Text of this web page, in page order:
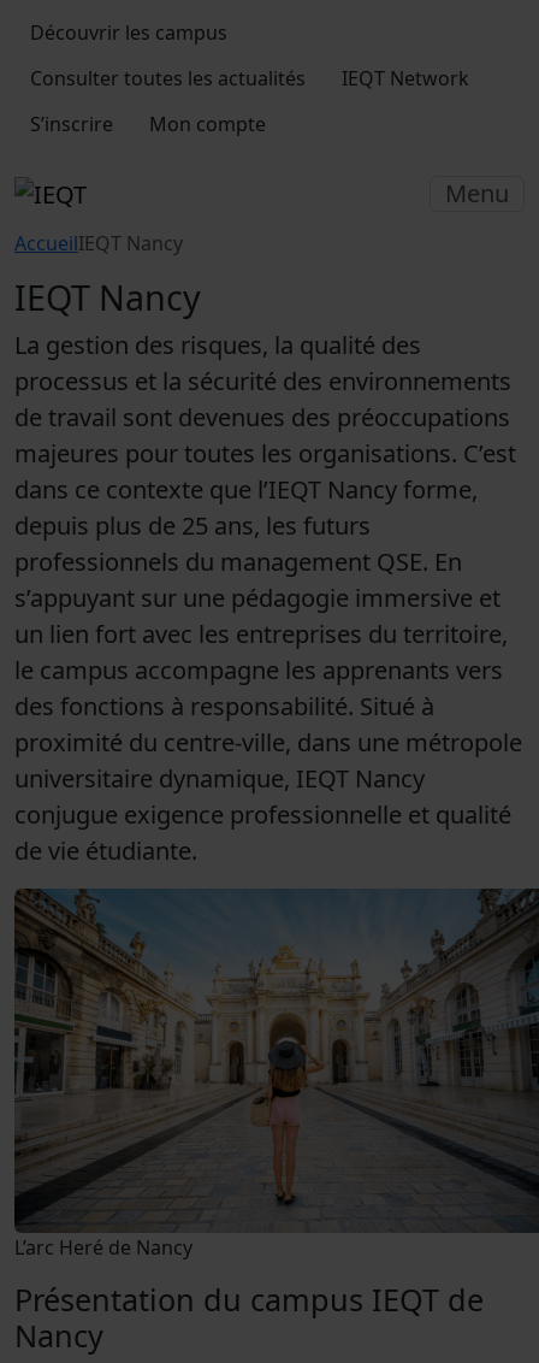
Découvrir les campus
Consulter toutes les actualités
IEQT Network
S’inscrire
Mon compte
Menu
AccueilIEQT Nancy
IEQT Nancy
La gestion des risques, la qualité des
processus et la sécurité des environnements
de travail sont devenues des préoccupations
majeures pour toutes les organisations. C’est
dans ce contexte que l’IEQT Nancy forme,
depuis plus de 25 ans, les futurs
professionnels du management QSE. En
s’appuyant sur une pédagogie immersive et
un lien fort avec les entreprises du territoire,
le campus accompagne les apprenants vers
des fonctions à responsabilité. Situé à
proximité du centre-ville, dans une métropole
universitaire dynamique, IEQT Nancy
conjugue exigence professionnelle et qualité
de vie étudiante.
L’arc Heré de Nancy
Présentation du campus IEQT de
Nancy